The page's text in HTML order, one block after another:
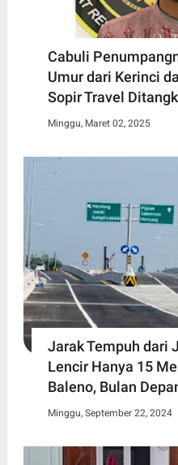
Cabuli
Umur dari Kerinci
Sopir Travel
Minggu, Maret 02, 2025
Jarak Tempuh dari
Lencir Hanya 15
Baleno, Bulan
Minggu, September 22, 2024